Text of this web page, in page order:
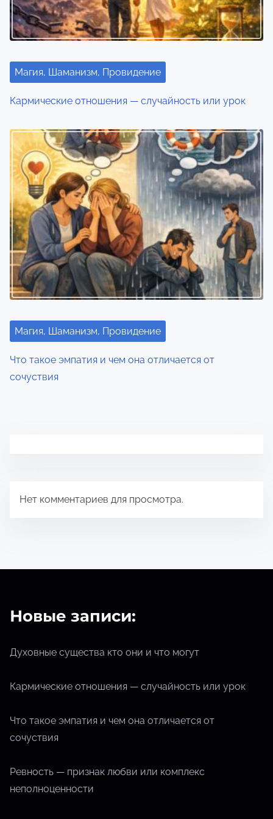
Магия, Шаманизм, Провидение
Кармические отношения — случайность или урок
Магия, Шаманизм, Провидение
Что такое эмпатия и чем она отличается от
сочуствия
Нет комментариев для просмотра.
Новые записи:
Духовные существа кто они и что могут
Кармические отношения — случайность или урок
Что такое эмпатия и чем она отличается от
сочуствия
Ревность — признак любви или комплекс
неполноценности